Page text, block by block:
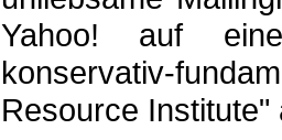
Yahoo! auf
konservativ-
Resource